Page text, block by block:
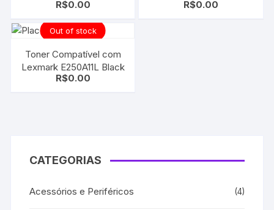
| CS510 | CS310 | CS410
R$0.00
60FBX00 Black
R$0.00
Out of stock
Toner Compatível com
Lexmark E250A11L Black
R$0.00
CATEGORIAS
Acessórios e Periféricos (4)